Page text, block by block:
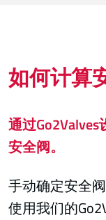
如何计算
通过
安全阀。
手动确定安全
使用我们的